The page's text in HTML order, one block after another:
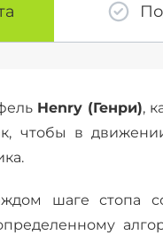
Henry (Генри),
чтобы в
шаге стопа